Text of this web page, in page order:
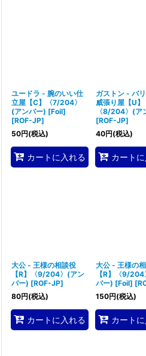
ユードラ - 腕のいい仕
立屋【C】〈7/204〉
(アンバー) [Foil]
[ROF-JP]
50円(税込)
カートに入れる
ガストン - バ
威張り屋【U】
〈8/204〉(ア
[ROF-JP]
40円(税込)
カート
大公 - 王様の相談役
【R】〈9/204〉(アン
バー) [ROF-JP]
80円(税込)
カートに入れる
大公 - 王様の
【R】〈9/
バー) [Foil] [
150円(税込)
カート